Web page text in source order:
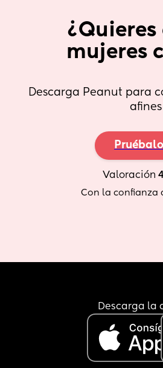
¿Quieres
mujeres
Descarga Peanut para
Valoración
Con la confianza
Descarga la